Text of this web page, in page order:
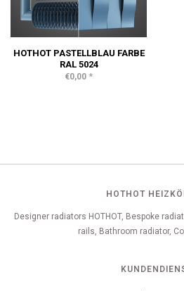
HOTHOT PASTELLBLAU FARBE
RAL 5024
€0,00 *
HOTHOT
Designer radiators HOTHOT, Bespoke
rails, Bathroom radiator,